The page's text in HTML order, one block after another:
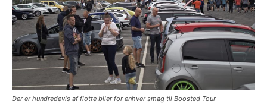
Der er hundredevis af flotte biler for enhver smag til Boosted Tour